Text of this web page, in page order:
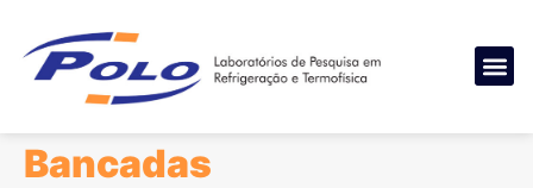
Bancadas
Bancadas